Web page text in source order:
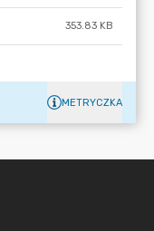
353.83 KB
METRYCZKA